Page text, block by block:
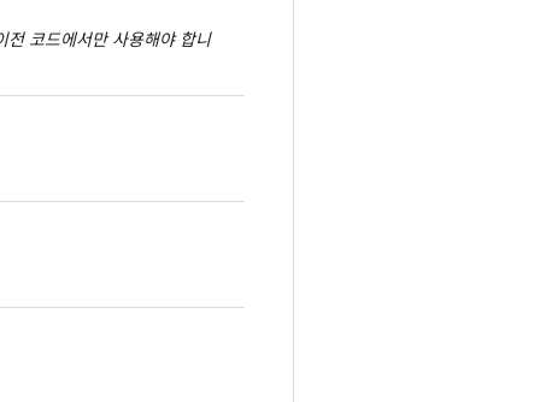
코드에서만 사용해야 합니